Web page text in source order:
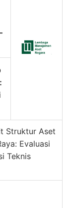
Struktur Aset
Evaluasi
Teknis